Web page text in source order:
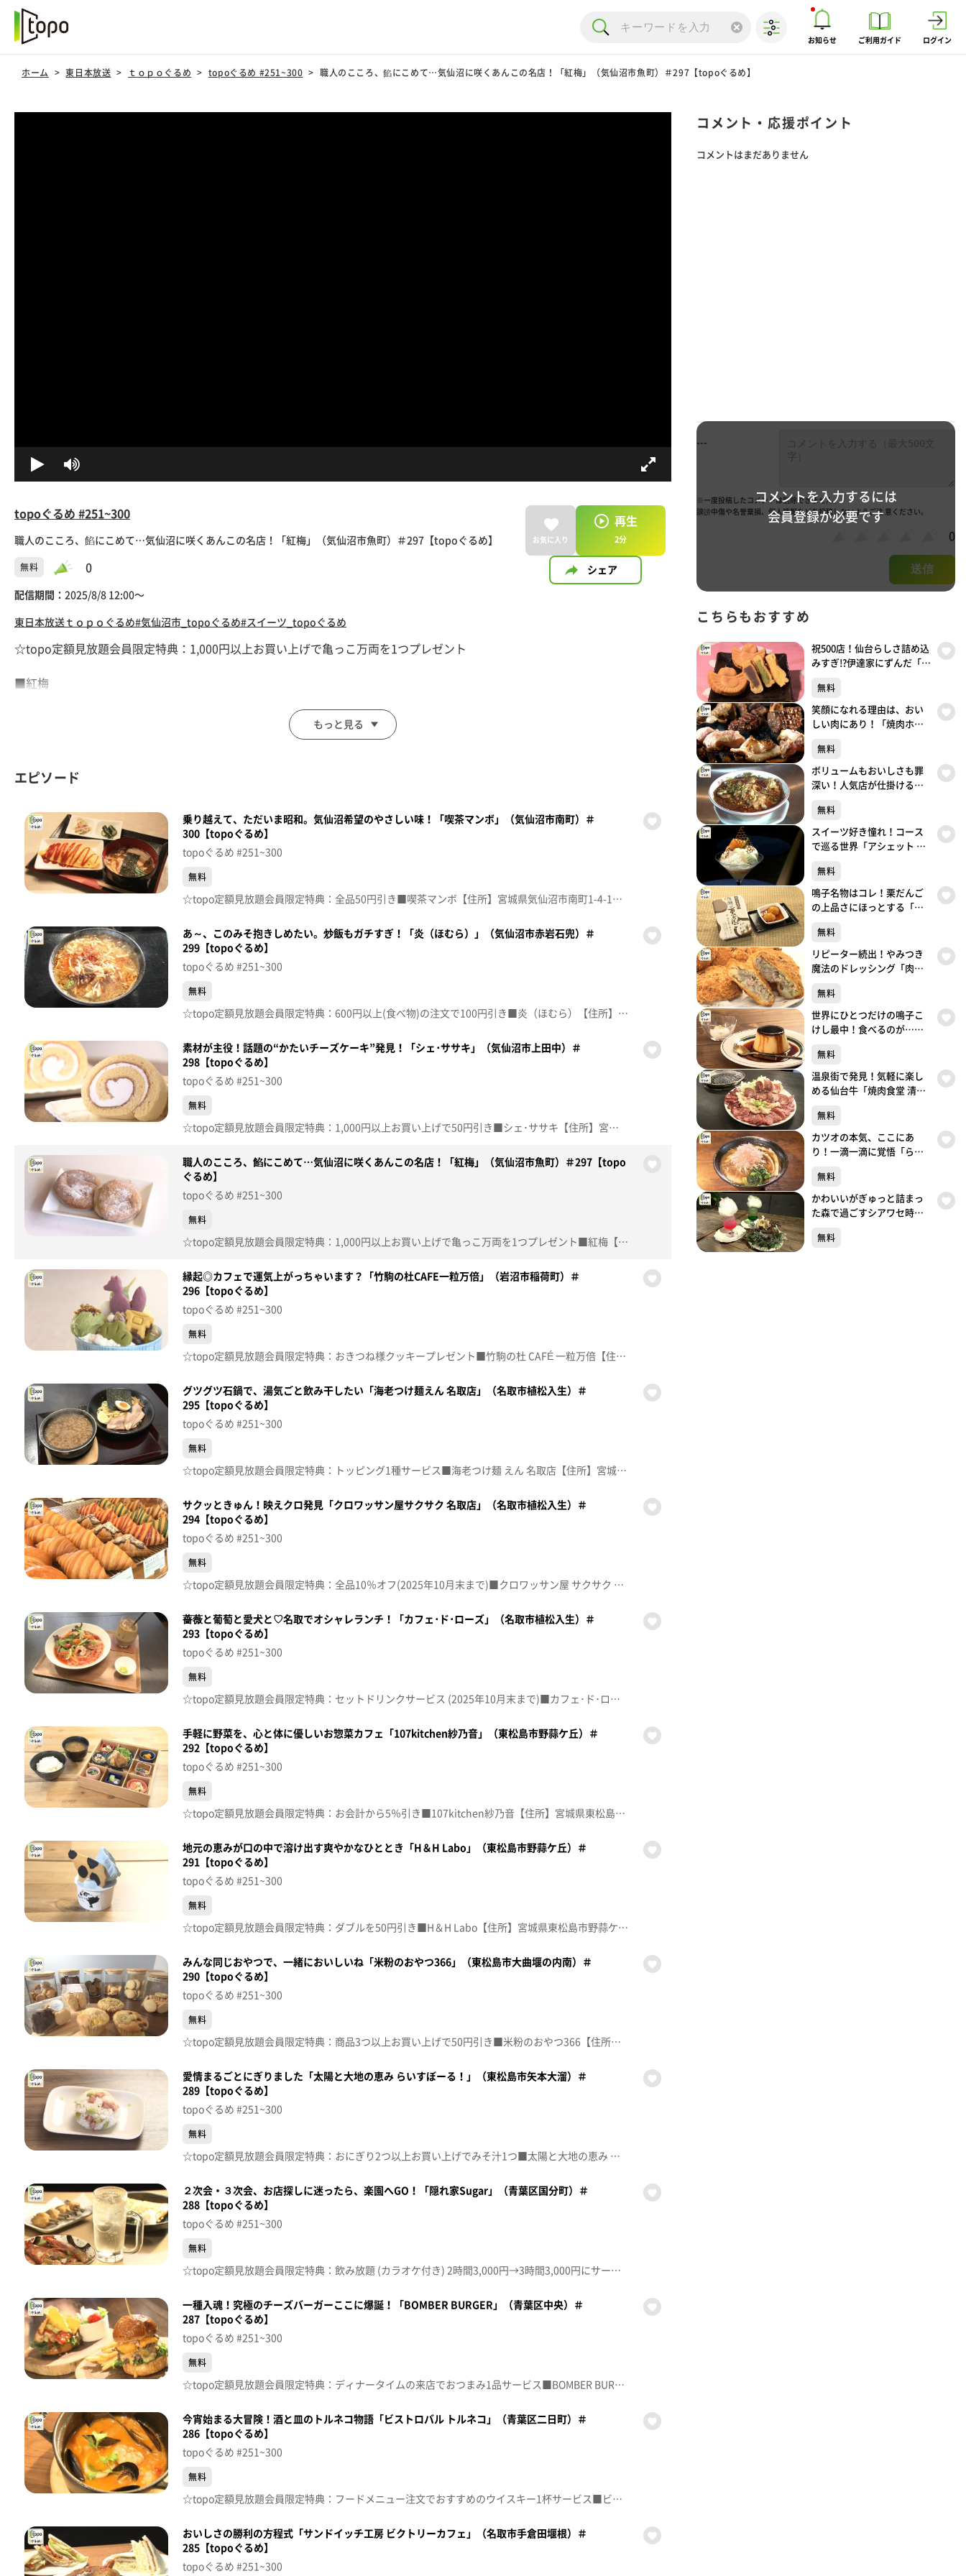
お知らせ ご利用ガイド ログイン
ホーム 東日本放送 ｔｏｐｏぐるめ topoぐるめ #251~300 職人のこころ、餡にこめて…気仙沼に咲くあんこの名店！「紅梅」（気仙沼市魚町）＃297【topoぐるめ】
topoぐるめ #251~300
職人のこころ、餡にこめて…気仙沼に咲くあんこの名店！「紅梅」（気仙沼市魚町）＃297【topoぐるめ】
無料 0
配信期間： 2025/8/8 12:00〜
お気に入り
再生
2分
シェア
東日本放送 ｔｏｐｏぐるめ#気仙沼市_topoぐるめ#スイーツ_topoぐるめ
☆topo定額見放題会員限定特典：1,000円以上お買い上げで亀っこ万両を1つプレゼント
■紅梅
♪ＰＯＰ ＳＴＡＲ 平井堅
※特典をご利用の際は、topoにログインをしてトップ画面をご注文の前にお店の方にお見せください。
（トップ画面上部、ユーザ名と一緒に表示されている「定額見放題会員」を提示）
※紹介した店舗情報は変更している場合があります。
※紹介した商品は取り扱いが終了している場合があります。
番組HP（https://www.khb-tv.co.jp/topogurume/）
もっと見る
エピソード
乗り越えて、ただいま昭和。気仙沼希望のやさしい味！「喫茶マンボ」（気仙沼市南町）＃
300【topoぐるめ】
topoぐるめ #251~300
無料
☆topo定額見放題会員限定特典：全品50円引き■喫茶マンボ【住所】宮城県気仙沼市南町1-4-1【電話番号】0226-23-0503【営業時間】昼11:00~14:00 夜17:00~21:00【定休日】月曜♪時代遅れのＲＯＣＫ’Ｎ’ＲＯＬＬ ＢＡＮＤ 桑田佳祐※特典をご利用の際は、topoにログインをしてトップ画面をご注文の前にお店の方にお見せください。（トップ画面上部、ユーザ名と一緒に表示されている「定額見放題会員」を提示）※紹介した店舗情報は変更している場合があります。※紹介した商品は取り扱いが終了している場合があります。番組HP（https://www.khb-tv.co.jp/topogurume/）
あ～、このみそ抱きしめたい。炒飯もガチすぎ！「炎（ほむら）」（気仙沼市赤岩石兜）＃
299【topoぐるめ】
topoぐるめ #251~300
無料
☆topo定額見放題会員限定特典：600円以上(食べ物)の注文で100円引き■炎（ほむら）【住所】宮城県気仙沼市赤岩石兜58-2【電話番号】0226-22-1266【営業時間】昼11:00~15:00 夜17:30~20:00【定休日】木曜♪あなただけ見つめてる 大黒摩季※特典をご利用の際は、topoにログインをしてトップ画面をご注文の前にお店の方にお見せください。（トップ画面上部、ユーザ名と一緒に表示されている「定額見放題会員」を提示）※紹介した店舗情報は変更している場合があります。※紹介した商品は取り扱いが終了している場合があります。番組HP（https://www.khb-tv.co.jp/topogurume/）
素材が主役！話題の“かたいチーズケーキ”発見！「シェ･ササキ」（気仙沼市上田中）＃
298【topoぐるめ】
topoぐるめ #251~300
無料
☆topo定額見放題会員限定特典：1,000円以上お買い上げで50円引き■シェ･ササキ【住所】宮城県気仙沼市上田中1-7-11【電話番号】0226-22-1919【営業時間】9:30~18:00【定休日】月曜♪夏の扉 松田聖子※特典をご利用の際は、topoにログインをしてトップ画面をご注文の前にお店の方にお見せください。（トップ画面上部、ユーザ名と一緒に表示されている「定額見放題会員」を提示）※紹介した店舗情報は変更している場合があります。※紹介した商品は取り扱いが終了している場合があります。番組HP（https://www.khb-tv.co.jp/topogurume/）
職人のこころ、餡にこめて…気仙沼に咲くあんこの名店！「紅梅」（気仙沼市魚町）＃297【topo
ぐるめ】
topoぐるめ #251~300
無料
☆topo定額見放題会員限定特典：1,000円以上お買い上げで亀っこ万両を1つプレゼント■紅梅【住所】宮城県気仙沼市魚町2-1-13【電話番号】0226-22-0469【営業時間】9:00~18:00【定休日】日曜♪ＰＯＰ ＳＴＡＲ 平井堅※特典をご利用の際は、topoにログインをしてトップ画面をご注文の前にお店の方にお見せください。（トップ画面上部、ユーザ名と一緒に表示されている「定額見放題会員」を提示）※紹介した店舗情報は変更している場合があります。※紹介した商品は取り扱いが終了している場合があります。番組HP（https://www.khb-tv.co.jp/topogurume/）
縁起◎カフェで運気上がっちゃいます？「竹駒の杜CAFE一粒万倍」（岩沼市稲荷町）＃
296【topoぐるめ】
topoぐるめ #251~300
無料
☆topo定額見放題会員限定特典：おきつね様クッキープレゼント■竹駒の杜 CAFÉ 一粒万倍【住所】宮城県岩沼市稲荷町1-1 竹駒神社 境内【電話番号】022-323-0309【営業時間】10:00~17:00【定休日】なし♪ＧＯＯＤ ＮＥＷ ＴＩＭＥＳ Ｇｏｔｃｈ※特典をご利用の際は、topoにログインをしてトップ画面をご注文の前にお店の方にお見せください。（トップ画面上部、ユーザ名と一緒に表示されている「定額見放題会員」を提示）※紹介した店舗情報は変更している場合があります。※紹介した商品は取り扱いが終了している場合があります。番組HP（https://www.khb-tv.co.jp/topogurume/）
グツグツ石鍋で、湯気ごと飲み干したい「海老つけ麺えん 名取店」（名取市植松入生）＃
295【topoぐるめ】
topoぐるめ #251~300
無料
☆topo定額見放題会員限定特典：トッピング1種サービス■海老つけ麺 えん 名取店【住所】宮城県名取市植松入生218-1【電話番号】022-796-8323【営業時間】10:30~18:00【定休日】なし♪８ＣＭのピンヒール チャットモンチー※特典をご利用の際は、topoにログインをしてトップ画面をご注文の前にお店の方にお見せください。（トップ画面上部、ユーザ名と一緒に表示されている「定額見放題会員」を提示）※紹介した店舗情報は変更している場合があります。※紹介した商品は取り扱いが終了している場合があります。番組HP（https://www.khb-tv.co.jp/topogurume/）
サクッときゅん！映えクロ発見「クロワッサン屋サクサク 名取店」（名取市植松入生）＃
294【topoぐるめ】
topoぐるめ #251~300
無料
☆topo定額見放題会員限定特典：全品10％オフ(2025年10月末まで)■クロワッサン屋 サクサク 名取店【住所】宮城県名取市植松入生218-1 【電話番号】022-393-9671【営業時間】10:00~17:30【定休日】なし♪「かわいい」 藤原さくら※特典をご利用の際は、topoにログインをしてトップ画面をご注文の前にお店の方にお見せください。（トップ画面上部、ユーザ名と一緒に表示されている「定額見放題会員」を提示）※紹介した店舗情報は変更している場合があります。※紹介した商品は取り扱いが終了している場合があります。番組HP（https://www.khb-tv.co.jp/topogurume/）
薔薇と葡萄と愛犬と♡名取でオシャレランチ！「カフェ･ド･ローズ」（名取市植松入生）＃
293【topoぐるめ】
topoぐるめ #251~300
無料
☆topo定額見放題会員限定特典：セットドリンクサービス (2025年10月末まで)■カフェ･ド･ローズ【住所】宮城県名取市植松入生218-1 【電話番号】022-796-7552【営業時間】10:00~18:00【定休日】不定休♪フラワー 大橋トリオ※特典をご利用の際は、topoにログインをしてトップ画面をご注文の前にお店の方にお見せください。（トップ画面上部、ユーザ名と一緒に表示されている「定額見放題会員」を提示）※紹介した店舗情報は変更している場合があります。※紹介した商品は取り扱いが終了している場合があります。番組HP（https://www.khb-tv.co.jp/topogurume/）
手軽に野菜を、心と体に優しいお惣菜カフェ「107kitchen紗乃音」（東松島市野蒜ケ丘）＃
292【topoぐるめ】
topoぐるめ #251~300
無料
☆topo定額見放題会員限定特典：お会計から5％引き■107kitchen紗乃音【住所】宮城県東松島市野蒜ケ丘3-20-2 野蒜ケ丘サスティナブルコモンズ【電話番号】050-8884-9810【営業時間】平日11:00~19:00 土日祝10:00~19:00【定休日】火曜♪アイネクライネ 米津玄師※特典をご利用の際は、topoにログインをしてトップ画面をご注文の前にお店の方にお見せください。（トップ画面上部、ユーザ名と一緒に表示されている「定額見放題会員」を提示）※紹介した店舗情報は変更している場合があります。※紹介した商品は取り扱いが終了している場合があります。番組HP（https://www.khb-tv.co.jp/topogurume/）
地元の恵みが口の中で溶け出す爽やかなひととき「H＆H Labo」（東松島市野蒜ケ丘）＃
291【topoぐるめ】
topoぐるめ #251~300
無料
☆topo定額見放題会員限定特典：ダブルを50円引き■H＆H Labo【住所】宮城県東松島市野蒜ケ丘3-20-2 野蒜ケ丘サスティナブルコモンズ【電話番号】080-3334-7744【営業時間】平日11:00~16:00 土日10:00~17:00【定休日】月･火曜♪揺れる想い ＺＡＲＤ※特典をご利用の際は、topoにログインをしてトップ画面をご注文の前にお店の方にお見せください。（トップ画面上部、ユーザ名と一緒に表示されている「定額見放題会員」を提示）※紹介した店舗情報は変更している場合があります。※紹介した商品は取り扱いが終了している場合があります。番組HP（https://www.khb-tv.co.jp/topogurume/）
みんな同じおやつで、一緒においしいね「米粉のおやつ366」（東松島市大曲堰の内南）＃
290【topoぐるめ】
topoぐるめ #251~300
無料
☆topo定額見放題会員限定特典：商品3つ以上お買い上げで50円引き■米粉のおやつ366【住所】宮城県東松島市大曲堰の内南65-21【電話番号】070-1147-5950【営業時間】10:00~16:00 (土曜 15:00まで)【定休日】日･月･火･祝日♪夜に駆ける ＹＯＡＳＯＢＩ※特典をご利用の際は、topoにログインをしてトップ画面をご注文の前にお店の方にお見せください。（トップ画面上部、ユーザ名と一緒に表示されている「定額見放題会員」を提示）※紹介した店舗情報は変更している場合があります。※紹介した商品は取り扱いが終了している場合があります。番組HP（https://www.khb-tv.co.jp/topogurume/）
愛情まるごとにぎりました「太陽と大地の恵み らいすぼーる！」（東松島市矢本大溜）＃
289【topoぐるめ】
topoぐるめ #251~300
無料
☆topo定額見放題会員限定特典：おにぎり2つ以上お買い上げでみそ汁1つ■太陽と大地の恵み らいすぼーる!【住所】宮城県東松島市矢本大溜229-5【電話番号】090-4166-7433【営業時間】11:00~14:00【定休日】土･日･祝日♪青と夏 Ｍｒｓ.ＧＲＥＥＮ ＡＰＰＬＥ※特典をご利用の際は、topoにログインをしてトップ画面をご注文の前にお店の方にお見せください。（トップ画面上部、ユーザ名と一緒に表示されている「定額見放題会員」を提示）※紹介した店舗情報は変更している場合があります。※紹介した商品は取り扱いが終了している場合があります。番組HP（https://www.khb-tv.co.jp/topogurume/）
２次会・３次会、お店探しに迷ったら、楽園へGO！「隠れ家Sugar」（青葉区国分町）＃
288【topoぐるめ】
topoぐるめ #251~300
無料
☆topo定額見放題会員限定特典：飲み放題 (カラオケ付き) 2時間3,000円→3時間3,000円にサービス■隠れ家Sugar【住所】仙台市青葉区国分町2-6-9 山路三号館3階【電話番号】022-397-7632【営業時間】20:00~6:00【定休日】不定休♪ＪＯＩＮＴ ＲＩＰ ＳＬＹＭＥ※特典をご利用の際は、topoにログインをしてトップ画面をご注文の前にお店の方にお見せください。（トップ画面上部、ユーザ名と一緒に表示されている「定額見放題会員」を提示）※紹介した店舗情報は変更している場合があります。※紹介した商品は取り扱いが終了している場合があります。番組HP（https://www.khb-tv.co.jp/topogurume/）
一種入魂！究極のチーズバーガーここに爆誕！「BOMBER BURGER」（青葉区中央）＃
287【topoぐるめ】
topoぐるめ #251~300
無料
☆topo定額見放題会員限定特典：ディナータイムの来店でおつまみ1品サービス■BOMBER BURGER(ボンバーバーガー)【住所】仙台市青葉区中央2-5-10 桜井薬局ビル地下1階【電話番号】090-5835-8725【営業時間】月~金 11:30~15:00/17:00~22:00 土日祝11:30~22:00 ※ラストオーダーは30分前【定休日】水曜(臨時休業あり)♪ＳＵＰＥＲＮＯＶＡ ＥＬＬＥＧＡＲＤＥＮ※特典をご利用の際は、topoにログインをしてトップ画面をご注文の前にお店の方にお見せください。（トップ画面上部、ユーザ名と一緒に表示されている「定額見放題会員」を提示）※紹介した店舗情報は変更している場合があります。※紹介した商品は取り扱いが終了している場合があります。番組HP（https://www.khb-tv.co.jp/topogurume/）
今宵始まる大冒険！酒と皿のトルネコ物語「ビストロバル トルネコ」（青葉区二日町）＃
286【topoぐるめ】
topoぐるめ #251~300
無料
☆topo定額見放題会員限定特典：フードメニュー注文でおすすめのウイスキー1杯サービス■ビストロバル トルネコ【住所】宮城県仙台市青葉区二日町14-11 二日町ABビル1階【電話番号】022-200-2446【営業時間】日･月~木 17:00~24:00 金･土 17:00~26:00 ※ラストオーダーは1時間前【定休日】なし♪ＦＵＮＮＹ ＢＵＮＮＹ ｔｈｅ ｐｉｌｌｏｗｓ※特典をご利用の際は、topoにログインをしてトップ画面をご注文の前にお店の方にお見せください。（トップ画面上部、ユーザ名と一緒に表示されている「定額見放題会員」を提示）※紹介した店舗情報は変更している場合があります。※紹介した商品は取り扱いが終了している場合があります。番組HP（https://www.khb-tv.co.jp/topogurume/）
おいしさの勝利の方程式「サンドイッチ工房 ビクトリーカフェ」（名取市手倉田堰根）＃
285【topoぐるめ】
topoぐるめ #251~300
コメント・応援ポイント
コメントはまだありません
コメントを入力するには
会員登録が必要です
---
※一度投稿したコメントは削除できません。
誹謗中傷や名誉棄損、個人情報などを投稿しないようご注 意ください。
0
送信
こちらもおすすめ
祝500店！仙台らしさ詰め込
みすぎ!?伊達家にずんだ「ち
内）#500【topoぐるめ】
無料
笑顔になれる理由は、おい
しい肉にあり！「焼肉ホル
分町）#499【topoぐるめ】
無料
ボリュームもおいしさも罪
深い！人気店が仕掛ける背
区大町）#498【topoぐる
め】
無料
スイーツ好き憧れ！コース
で巡る世界「アシェット デ
分町）#497【topoぐるめ】
無料
鳴子名物はコレ！栗だんご
の上品さにほっとする「餅
湯元）#496【topoぐるめ】
無料
リピーター続出！やみつき
魔法のドレッシング「肉の
泉湯元）#495【topoぐる
め】
無料
世界にひとつだけの鳴子こ
けし最中！食べるのが…
温泉湯元）#494【topoぐる
め】
無料
温泉街で発見！気軽に楽し
める仙台牛「焼肉食堂 清和
湯元）#493【topoぐるめ】
無料
カツオの本気、ここにあ
り！一滴一滴に覚悟「らぁ
葉区栗生）#492【topoぐる
め】
無料
かわいいがぎゅっと詰まっ
た森で過ごすシアワセ時間
一番町）#491【topoぐる
無料